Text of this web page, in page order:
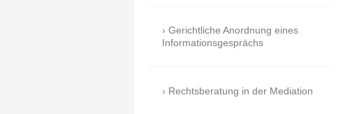
Gerichtliche Anordnung eines
Informationsgesprächs
Rechtsberatung in der Mediation